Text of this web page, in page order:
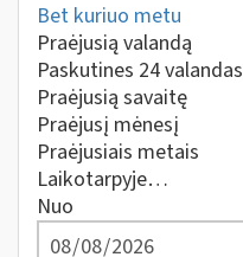
Bet kuriuo metu
Praėjusią valandą
Paskutines 24 valandas
Praėjusią savaitę
Praėjusį mėnesį
Praėjusiais metais
Laikotarpyje…
Nuo